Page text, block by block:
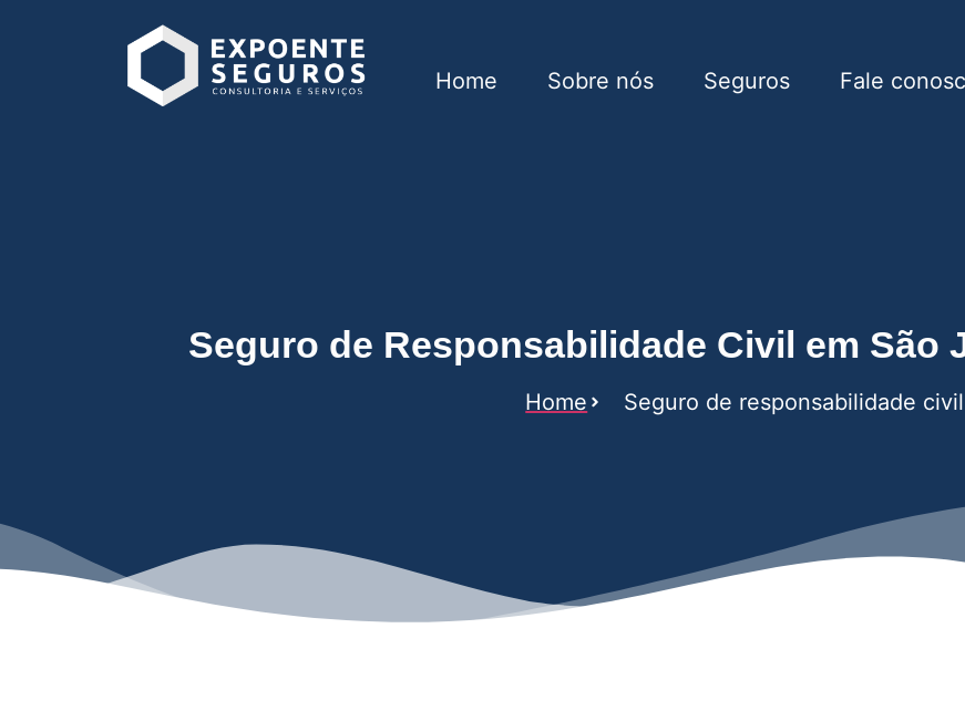
Home Sobre nós Seguros Fale
Seguro de Responsabilidade Civil em São
Home Seguro de responsabilidade civil